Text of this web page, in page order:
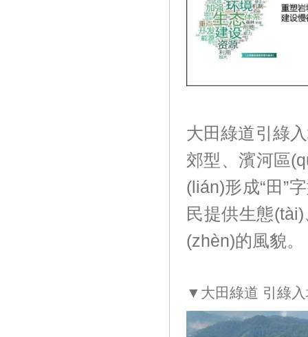
大田綠道引綠入
郊型、濱河區
(lián)形成“田”
民提供生態
(zhèn)的風貌。
▼大田綠道 引綠